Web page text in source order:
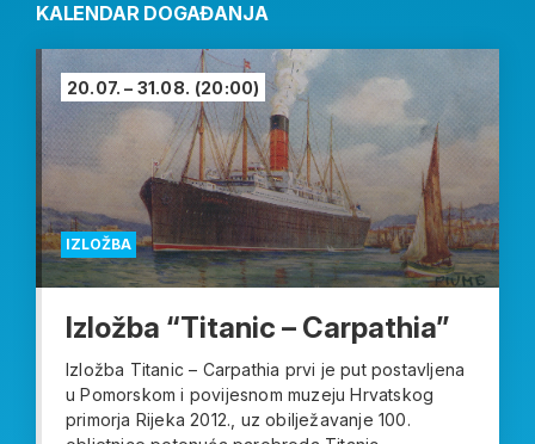
KALENDAR DOGAĐANJA
IZLOŽBA
20.07. – 31.08. (20:00)
Izložba “Titanic – Carpathia”
Izložba Titanic – Carpathia prvi je put postavljena
u Pomorskom i povijesnom muzeju Hrvatskog
primorja Rijeka 2012., uz obilježavanje 100.